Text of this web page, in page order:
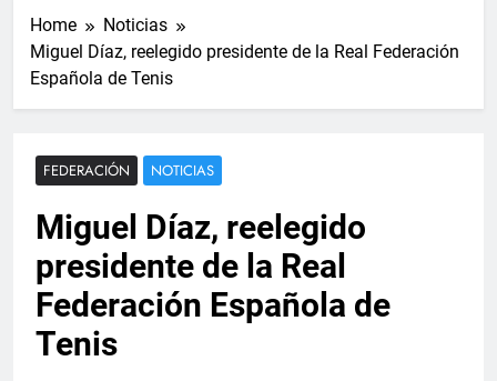
Home
Noticias
Miguel Díaz, reelegido presidente de la Real Federación
Española de Tenis
FEDERACIÓN NOTICIAS
Miguel Díaz, reelegido
presidente de la Real
Federación Española de
Tenis